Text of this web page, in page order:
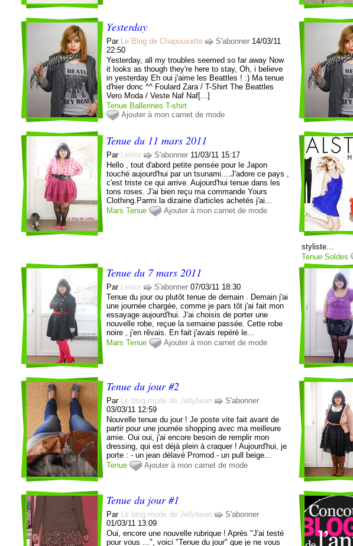
Yesterday
Par Le Blog de Chapouxette S'abonner 14/03/11
22:50
Yesterday, all my troubles seemed so far away Now
it looks as though they're here to stay, Oh, i believe
in yesterday Eh oui j'aime les Beattles ! :) Ma tenue
d'hier donc ^^ Foulard Zara / T-Shirt The Beattles
Vero Moda / Veste Naf Naf[...]
Tenue Ballerines T-shirt
Ajouter à mon carnet de mode
Tenue du 11 mars 2011
Par Letilor S'abonner 11/03/11 15:17
Hello , tout d'abord petite pensée pour le Japon
touché aujourd'hui par un tsunami....J'adore ce pays ,
c'est triste ce qui arrive. Aujourd'hui tenue dans les
tons roses. J'ai bien reçu ma commande Yours
Clothing.Parmi la dizaine d'articles achetés j'ai...
Mars Tenue Ajouter à mon carnet de mode
styliste...
Tenue Soldes
Tenue du 7 mars 2011
Par Letilor S'abonner 07/03/11 18:30
Tenue du jour ou plutôt tenue de demain . Demain j'ai
une journée chargée, comme je pars tôt j'ai fait mon
essayage aujourd'hui. J'ai choisis de porter une
nouvelle robe, reçue la semaine passée. Cette robe
noire , j'en rêvais. En fait j'avais repéré le...
Mars Tenue Ajouter à mon carnet de mode
Tenue du jour #2
Par Le blog mode de Jellybean
S'abonner
03/03/11 12:59
Nouvelle tenue du jour ! Je poste vite fait avant de
partir pour une journée shopping avec ma meilleure
amie. Oui oui, j'ai encore besoin de remplir mon
dressing, qui est déjà plein à craquer ! Aujourd'hui, je
porte : - un jean délavé Promod - un pull beige...
Tenue
Ajouter à mon carnet de mode
Tenue du jour #1
Par Le blog mode de Jellybean
S'abonner
01/03/11 13:09
Oui, encore une nouvelle rubrique ! Après "J'ai testé
pour vous ...", voici "Tenue du jour" que je ne vous